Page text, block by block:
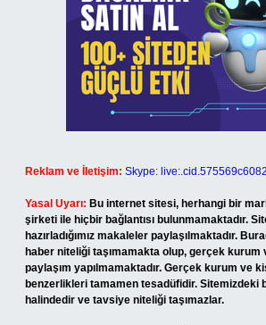
Reklam ve İletişim: Skype:
Yasal Uyarı: Bu internet sitesi, herhangi bir
şirketi ile hiçbir bağlantısı bulunmamaktadır.
hazırladığımız makaleler paylaşılmaktadır.
haber niteliği taşımamakta olup, gerçek kurum
paylaşım yapılmamaktadır. Gerçek kurum ve
benzerlikleri tamamen tesadüfidir. Sitemizdeki
halindedir ve tavsiye niteliği taşımazlar.